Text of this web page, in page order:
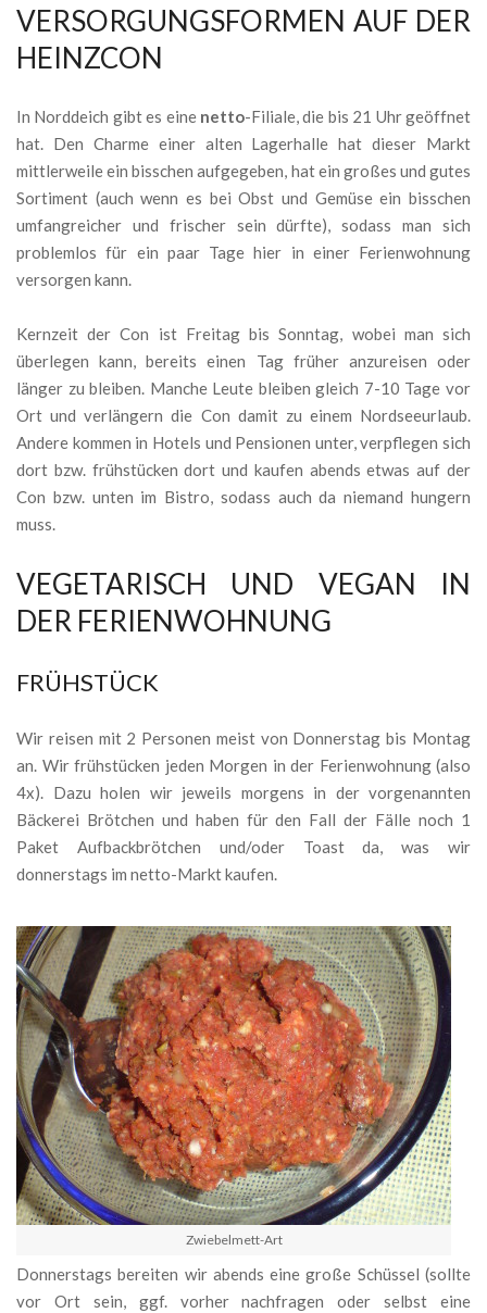
VERSORGUNGSFORMEN AUF DER
HEINZCON
In Norddeich gibt es eine netto-Filiale, die bis 21 Uhr geöffnet
hat. Den Charme einer alten Lagerhalle hat dieser Markt
mittlerweile ein bisschen aufgegeben, hat ein großes und gutes
Sortiment (auch wenn es bei Obst und Gemüse ein bisschen
umfangreicher und frischer sein dürfte), sodass man sich
problemlos für ein paar Tage hier in einer Ferienwohnung
versorgen kann.
Kernzeit der Con ist Freitag bis Sonntag, wobei man sich
überlegen kann, bereits einen Tag früher anzureisen oder
länger zu bleiben. Manche Leute bleiben gleich 7-10 Tage vor
Ort und verlängern die Con damit zu einem Nordseeurlaub.
Andere kommen in Hotels und Pensionen unter, verpflegen sich
dort bzw. frühstücken dort und kaufen abends etwas auf der
Con bzw. unten im Bistro, sodass auch da niemand hungern
muss.
VEGETARISCH UND VEGAN IN
DER FERIENWOHNUNG
FRÜHSTÜCK
Wir reisen mit 2 Personen meist von Donnerstag bis Montag
an. Wir frühstücken jeden Morgen in der Ferienwohnung (also
4x). Dazu holen wir jeweils morgens in der vorgenannten
Bäckerei Brötchen und haben für den Fall der Fälle noch 1
Paket Aufbackbrötchen und/oder Toast da, was wir
donnerstags im netto-Markt kaufen.
Zwiebelmett-Art
Donnerstags bereiten wir abends eine große Schüssel (sollte
vor Ort sein, ggf. vorher nachfragen oder selbst eine